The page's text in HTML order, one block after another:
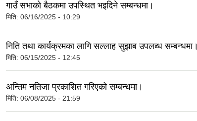
गाउँ सभाको बैठकमा उपस्थित भइदिने सम्बन्धमा।
मिति: 06/16/2025 - 10:29
निति तथा कार्यक्रमका लागि सल्लाह सुझाब उपलब्ध सम्बन्धमा।
मिति: 06/15/2025 - 12:45
अन्तिम नतिजा प्रकाशित गरिएको सम्बन्धमा।
मिति: 06/08/2025 - 21:59